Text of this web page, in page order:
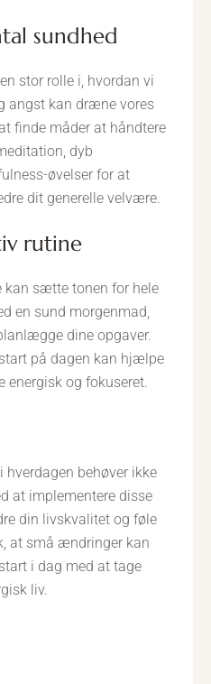
sundhed
stor rolle i, hvordan vi
angst kan dræne vores
finde måder at håndtere
dyb
øvelser for at
dit generelle velvære.
rutine
kan sætte tonen for hele
en sund morgenmad,
dine opgaver.
på dagen kan hjælpe
energisk og fokuseret.
behøver ikke
at implementere disse
din livskvalitet og føle
at små ændringer kan
i dag med at tage
liv.